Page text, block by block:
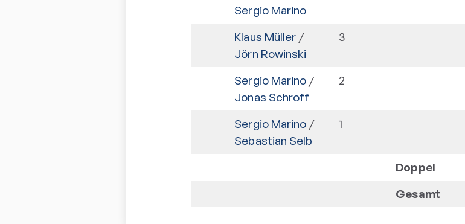
Sergio Marino
Klaus Müller /
Jörn Rowinski
3
Sergio Marino /
Jonas Schroff
2
Sergio Marino /
Sebastian Selb
1
Doppel
Gesamt